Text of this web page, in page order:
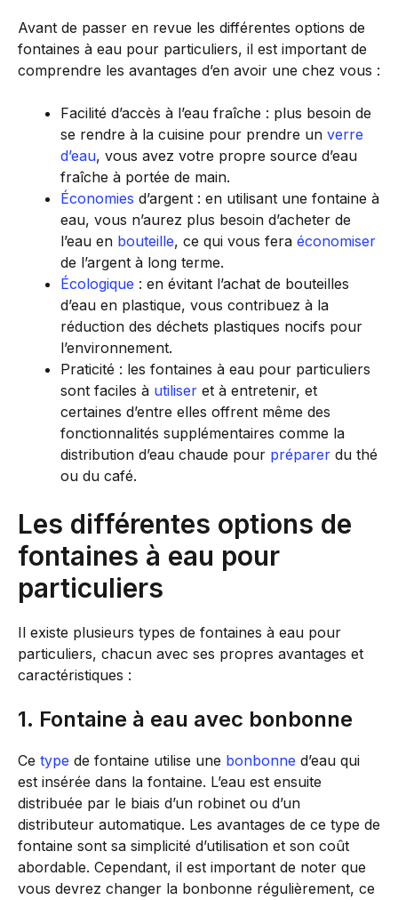
Avant de passer en revue les différentes options de
fontaines à eau pour particuliers, il est important de
comprendre les avantages d’en avoir une chez vous :
Facilité d’accès à l’eau fraîche : plus besoin de
se rendre à la cuisine pour prendre un verre
d’eau, vous avez votre propre source d’eau
fraîche à portée de main.
Économies d’argent : en utilisant une fontaine à
eau, vous n’aurez plus besoin d’acheter de
l’eau en bouteille, ce qui vous fera économiser
de l’argent à long terme.
Écologique : en évitant l’achat de bouteilles
d’eau en plastique, vous contribuez à la
réduction des déchets plastiques nocifs pour
l’environnement.
Praticité : les fontaines à eau pour particuliers
sont faciles à utiliser et à entretenir, et
certaines d’entre elles offrent même des
fonctionnalités supplémentaires comme la
distribution d’eau chaude pour préparer du thé
ou du café.
Les différentes options de
fontaines à eau pour
particuliers
Il existe plusieurs types de fontaines à eau pour
particuliers, chacun avec ses propres avantages et
caractéristiques :
1. Fontaine à eau avec bonbonne
Ce type de fontaine utilise une bonbonne d’eau qui
est insérée dans la fontaine. L’eau est ensuite
distribuée par le biais d’un robinet ou d’un
distributeur automatique. Les avantages de ce type de
fontaine sont sa simplicité d’utilisation et son coût
abordable. Cependant, il est important de noter que
vous devrez changer la bonbonne régulièrement, ce